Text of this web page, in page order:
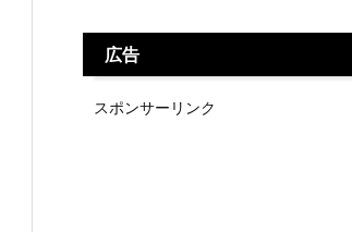
広告
スポンサーリンク